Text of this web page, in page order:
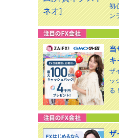
初
ン
当
キ
ザ
ッ
る！
ザ